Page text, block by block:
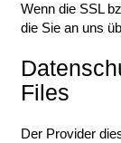
Wenn die SSL
die Sie an uns
Files
Der Provider